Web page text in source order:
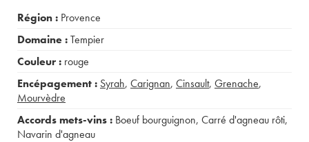
Région : Provence
Domaine :Tempier
Couleur : rouge
Encépagement : Syrah, Carignan, Cinsault, Grenache,
Mourvèdre
Accords mets-vins : Boeuf bourguignon, Carré d'agneau rôti,
Navarin d'agneau